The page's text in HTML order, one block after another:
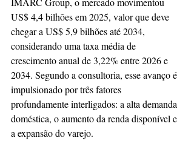
US$ 4,4 bilhões em 2025, valor que deve
chegar a US$ 5,9 bilhões até 2034,
considerando uma taxa média de
crescimento anual de 3,22% entre 2026 e
2034. Segundo a consultoria, esse avanço é
impulsionado por três fatores
profundamente interligados: a alta demanda
doméstica, o aumento da renda disponível e
a expansão do varejo.